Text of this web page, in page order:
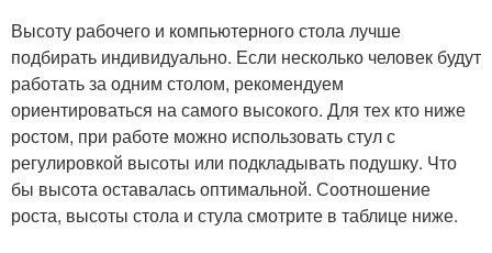
Высоту рабочего и компьютерного стола лучше
подбирать индивидуально. Если несколько человек будут
работать за одним столом, рекомендуем
ориентироваться на самого высокого. Для тех кто ниже
ростом, при работе можно использовать стул с
регулировкой высоты или подкладывать подушку. Что
бы высота оставалась оптимальной. Соотношение
роста, высоты стола и стула смотрите в таблице ниже.